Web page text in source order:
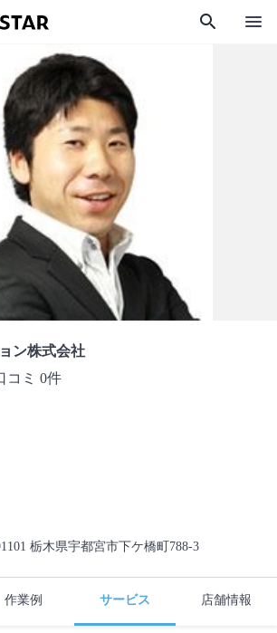
search menu
ン株式会社
コミ 0件
栃木県宇都宮市下ケ橋町788-3
作業例 サービス 店舗情報